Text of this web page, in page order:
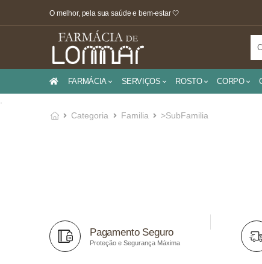
O melhor, pela sua saúde e bem-estar 🤍
FARMÁCIA SERVIÇOS ROSTO CORPO
Categoria
Familia >SubFamilia
Pagamento Seguro
Proteção e Segurança Máxima